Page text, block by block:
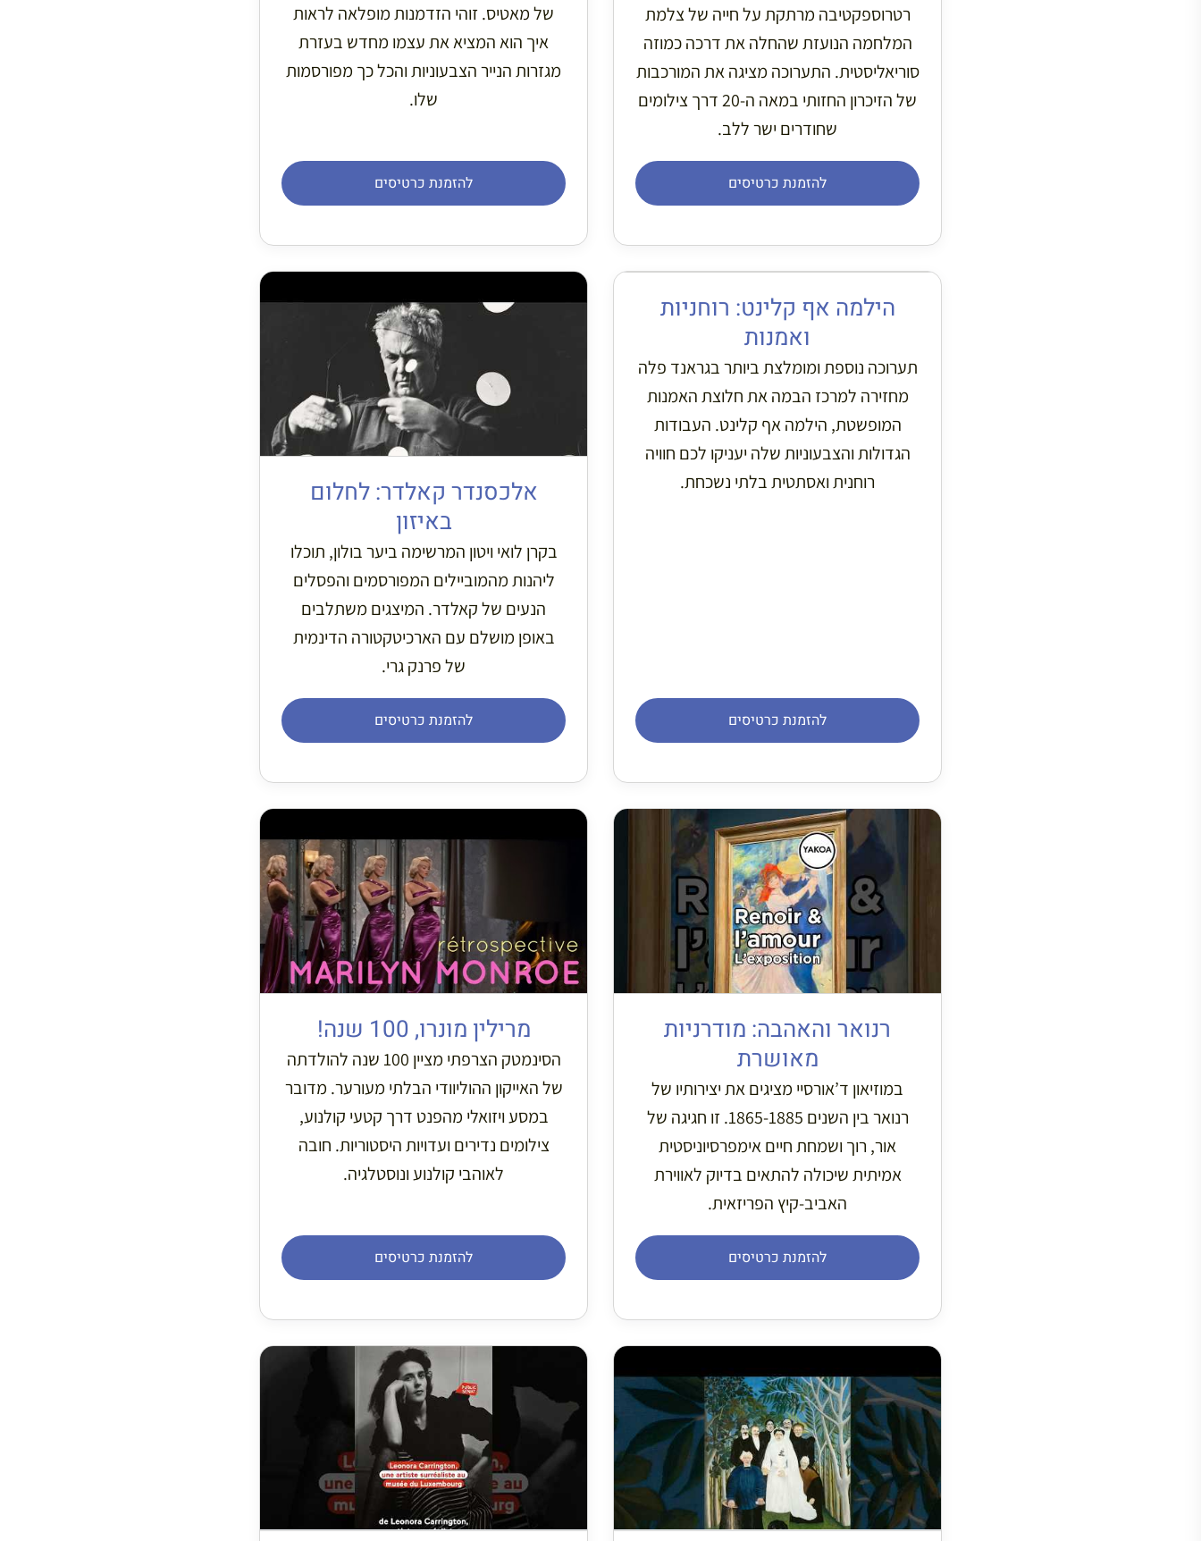
רטרוספקטיבה מרתקת על חייה של צלמת
המלחמה הנועזת שהחלה את דרכה כמוזה
סוריאליסטית. התערוכה מציגה את המורכבות
של הזיכרון החזותי במאה ה-20 דרך צילומים
שחודרים ישר ללב.
להזמנת כרטיסים
של מאטיס. זוהי הזדמנות מופלאה לראות
איך הוא המציא את עצמו מחדש בעזרת
מגזרות הנייר הצבעוניות והכל כך מפורסמות
שלו.
להזמנת כרטיסים
🌀
הילמה אף קלינט: רוחניות
ואמנות
תערוכה נוספת ומומלצת ביותר בגראנד פלה
מחזירה למרכז הבמה את חלוצת האמנות
המופשטת, הילמה אף קלינט. העבודות
הגדולות והצבעוניות שלה יעניקו לכם חוויה
רוחנית ואסתטית בלתי נשכחת.
להזמנת כרטיסים
אלכסנדר קאלדר: לחלום
באיזון
בקרן לואי ויטון המרשימה ביער בולון, תוכלו
ליהנות מהמוביילים המפורסמים והפסלים
הנעים של קאלדר. המיצגים משתלבים
באופן מושלם עם הארכיטקטורה הדינמית
של פרנק גרי.
להזמנת כרטיסים
רנואר והאהבה: מודרניות
מאושרת
במוזיאון ד’אורסיי מציגים את יצירותיו של
רנואר בין השנים 1865-1885. זו חגיגה של
אור, רוך ושמחת חיים אימפרסיוניסטית
אמיתית שיכולה להתאים בדיוק לאווירת
האביב-קיץ הפריזאית.
להזמנת כרטיסים
מרילין מונרו, 100 שנה!
הסינמטק הצרפתי מציין 100 שנה להולדתה
של האייקון ההוליוודי הבלתי מעורער. מדובר
במסע ויזואלי מהפנט דרך קטעי קולנוע,
צילומים נדירים ועדויות היסטוריות. חובה
לאוהבי קולנוע ונוסטלגיה.
להזמנת כרטיסים